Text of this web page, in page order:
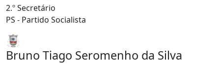
2.º Secretário
PS - Partido Socialista
Bruno Tiago Seromenho da Silva